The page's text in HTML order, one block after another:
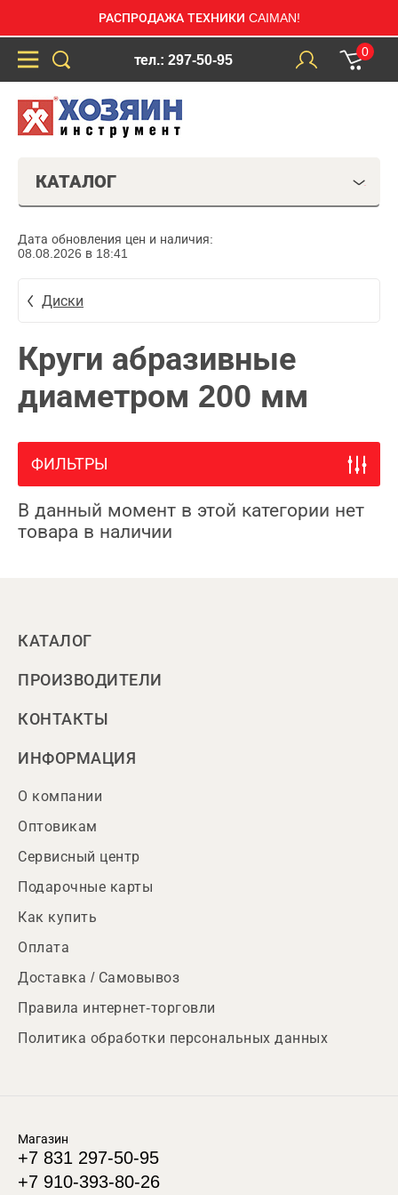
РАСПРОДАЖА ТЕХНИКИ CAIMAN!
тел.: 297-50-95
0
КАТАЛОГ
Дата обновления цен и наличия:
08.08.2026 в 18:41
Диски
Круги абразивные
диаметром 200 мм
ФИЛЬТРЫ
В данный момент в этой категории нет
товара в наличии
КАТАЛОГ
ПРОИЗВОДИТЕЛИ
КОНТАКТЫ
ИНФОРМАЦИЯ
О компании
Оптовикам
Сервисный центр
Подарочные карты
Как купить
Оплата
Доставка / Самовывоз
Правила интернет-торговли
Политика обработки персональных данных
Магазин
+7 831 297-50-95
+7 910-393-80-26